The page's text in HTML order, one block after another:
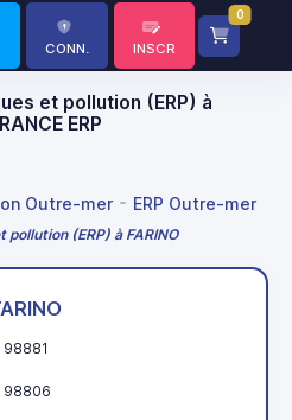
CONN. INSCR
0
et pollution (ERP) à
ERP
Outre-mer ERP Outre-mer
(ERP) à FARINO
98881
98806